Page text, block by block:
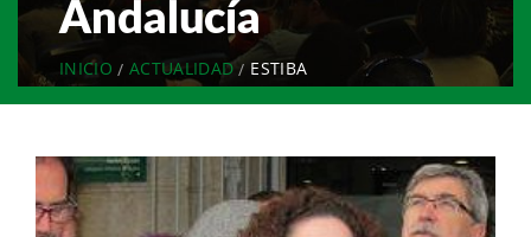
Andalucía
INICIO ACTUALIDAD ESTIBA